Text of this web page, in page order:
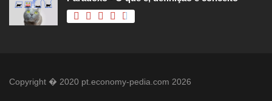
Copyright � 2020 pt.economy-pedia.com 2026